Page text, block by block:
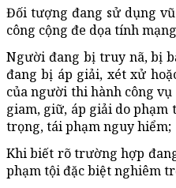
Đối tượng đang sử dụng
công cộng đe dọa tính
Người đang bị truy nã, bị
đang bị áp giải, xét xử
của người thi hành công
giam, giữ, áp giải do
trọng, tái phạm nguy hiểm;
Khi biết rõ trường hợp
phạm tội đặc biệt nghiêm